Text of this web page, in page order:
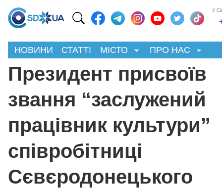
У
НОВИНИ СТАТТІ МІСТО ПРО НАС
Президент присвоїв
звання “заслужений
працівник культури”
співробітниці
Сєвєродонецького